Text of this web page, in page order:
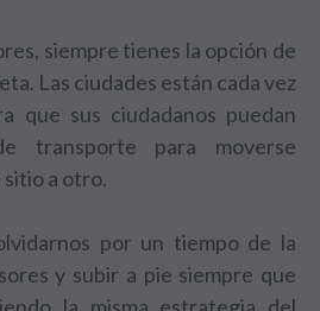
siempre tienes la opción de
Las ciudades están cada vez
que sus ciudadanos puedan
transporte para moverse
a otro.
por un tiempo de la
y subir a pie siempre que